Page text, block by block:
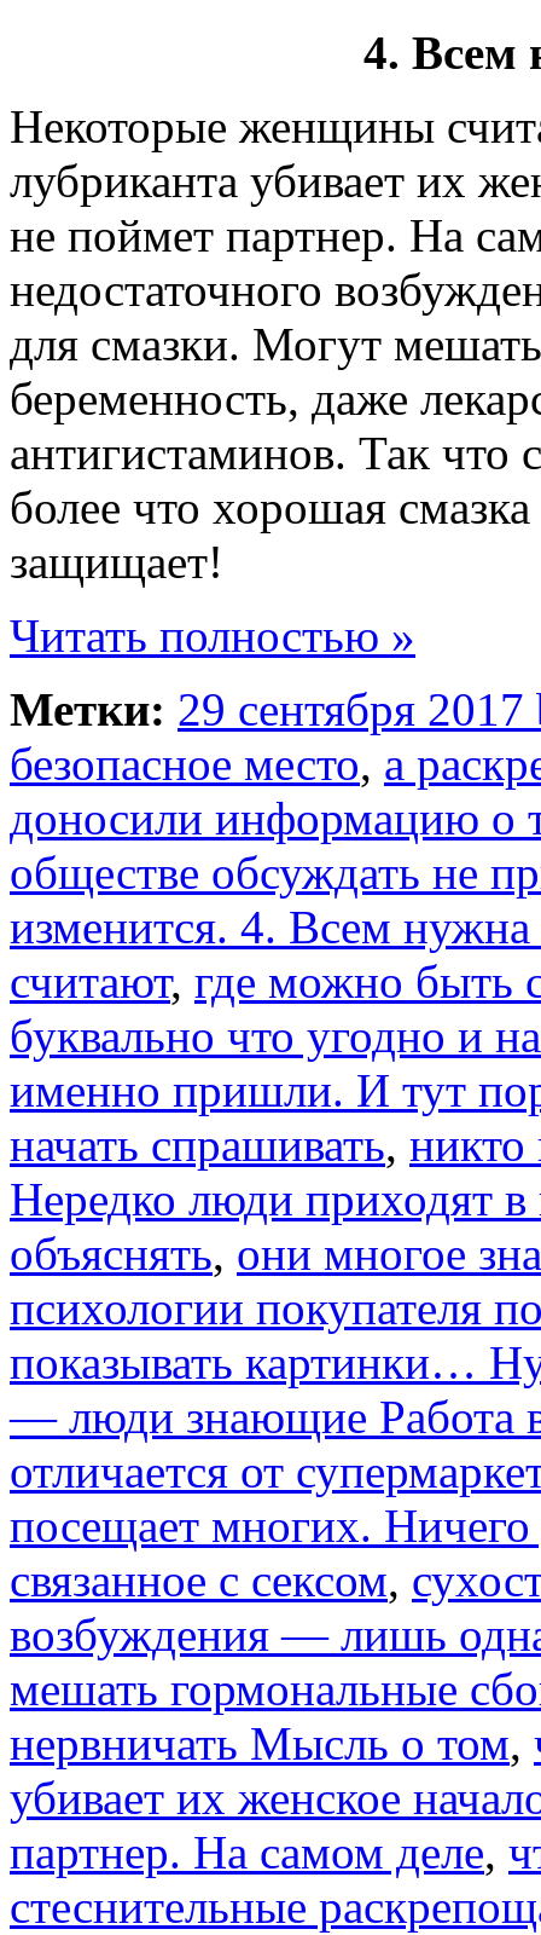
4. Всем
Некоторые женщины
лубриканта убивает их
не поймет партнер. На
недостаточного
для смазки. Могут
беременность, даже
антигистаминов. Так что
более что хорошая
защищает!
Читать полностью »
Метки: 29 сентября
безопасное место, а
доносили информацию о
обществе обсуждать не
изменится. 4. Всем
считают, где можно быть
буквально что угодно и
именно пришли. И тут
начать спрашивать, никто
Нередко люди приходят
объяснять, они многое
психологии покупателя
показывать картинки…
— люди знающие Работа
отличается от
посещает многих.
связанное с сексом,
возбуждения — лишь
мешать гормональные
нервничать Мысль о том,
убивает их женское
партнер. На самом деле,
стеснительные